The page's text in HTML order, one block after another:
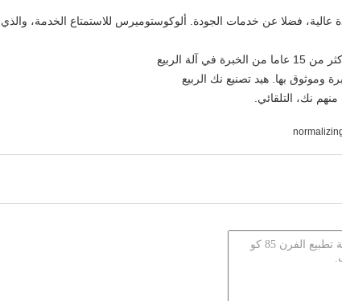
فضلا عن خدمات الجودة. ألوكوستوميرس للاستمتاع الخدمة،
الربيع
وموثوق بها. هيد تصنيع نك الربيع
نك، التلقائي.